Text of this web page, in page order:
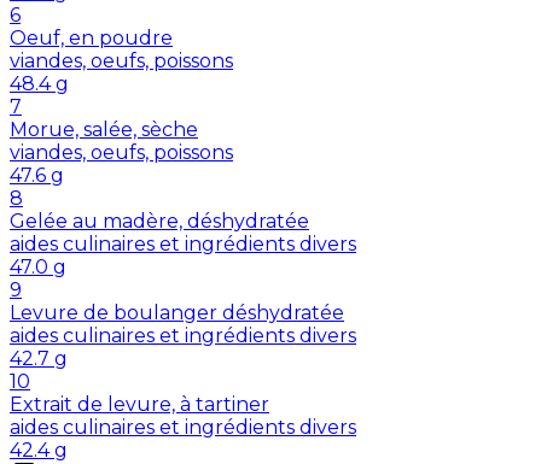
6
Oeuf, en poudre
viandes, oeufs, poissons
48.4 g
7
Morue, salée, sèche
viandes, oeufs, poissons
47.6 g
8
Gelée au madère, déshydratée
aides culinaires et ingrédients divers
47.0 g
9
Levure de boulanger déshydratée
aides culinaires et ingrédients divers
42.7 g
10
Extrait de levure, à tartiner
aides culinaires et ingrédients divers
42.4 g